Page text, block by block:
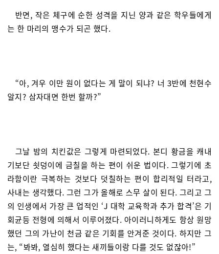
반면, 작은 체구에 순한 성격을 지닌 양과 같은 학우들에게
는 한 마리의 맹수가 되곤 했다.
“아, 겨우 이만 원이 없다는 게 말이 되냐? 너 3반에 천현수
알지? 삼자대면 한번 할까?”
그날 밤의 치킨값은 그렇게 마련되었다. 본디 황금을 캐내
기보단 쇳덩이에 금칠을 하는 편이 쉬운 법이다. 그렇기에 초
라함이란 극복하는 것보다 덧칠하는 편이 합리적일 터라고,
사내는 생각했다. 그런 그가 올해로 스무 살이 된다. 그리고 그
의 인생에서 가장 큰 업적인 ‘J 대학 교육학과 추가 합격’은 기
회균등 전형에 의해서 이루어졌다. 아이러니하게도 항상 원망
했던 그의 가난이 천금 같은 기회를 안겨준 것이다. 하지만 그
는, “봐봐, 열심히 했다는 새끼들이랑 다를 것도 없잖아!”